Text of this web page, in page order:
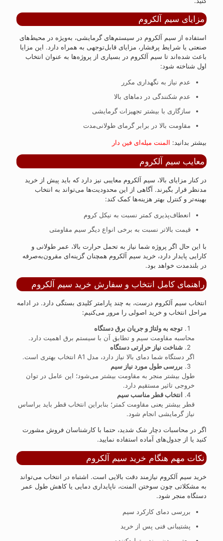
مزایای سیم آلکروم
استفاده از سیم آلکروم در سیستم‌های گرمایشی، به‌ویژه در محیط‌های
صنعتی یا شرایط پرفشار، مزایای قابل‌توجهی به همراه دارد. این مزایا
باعث شده‌اند تا سیم آلکروم در بسیاری از پروژه‌ها به عنوان انتخاب
اول شناخته شود:
عدم نیاز به نگهداری مکرر
عدم شکنندگی در دماهای بالا
سازگاری با بیشتر تجهیزات گرمایشی
مقاومت بالا در برابر گرمای طولانی‌مدت
بیشتر بدانید: المنت میله‌ای فین دار
معایب سیم آلکروم
در کنار مزایای بالا، سیم آلکروم معایبی نیز دارد که باید پیش از خرید
مدنظر قرار بگیرند. آگاهی از این محدودیت‌ها می‌تواند به انتخاب
بهینه‌تر و کنترل بهتر هزینه‌ها کمک کند:
انعطاف‌پذیری کمتر نسبت به نیکل کروم
قیمت بالاتر نسبت به برخی انواع دیگر سیم مقاومتی
با این حال اگر پروژه شما نیاز به تحمل حرارت بالا، عمر طولانی و
کارایی پایدار دارد، خرید سیم آلکروم همچنان گزینه‌ای مقرون‌به‌صرفه
در بلندمدت خواهد بود.
راهنمای کامل انتخاب و سفارش خرید سیم آلکروم
انتخاب سیم آلکروم درست، به چند پارامتر کلیدی بستگی دارد. در ادامه
مراحل انتخاب و خرید اصولی را مرور می‌کنیم:
توجه به ولتاژ و جریان برق دستگاه
محاسبه مقاومت سیم و تطابق آن با سیستم برق اهمیت دارد.
شناخت نیاز حرارتی دستگاه
اگر دستگاه شما دمای بالا نیاز دارد، مدل A1 انتخاب بهتری است.
بررسی طول مورد نیاز سیم
طول بیشتر منجر به مقاومت بیشتر می‌شود؛ این عامل در توان
خروجی تاثیر مستقیم دارد.
انتخاب قطر مناسب سیم
قطر بیشتر یعنی مقاومت کمتر؛ بنابراین انتخاب قطر باید براساس
نیاز گرمایشی انجام شود.
اگر در محاسبات دچار شک شدید، حتما با کارشناسان فروش مشورت
کنید یا از جدول‌های آماده استفاده نمایید.
نکات مهم هنگام خرید سیم آلکروم
خرید سیم آلکروم نیازمند دقت بالایی است. اشتباه در انتخاب می‌تواند
به مشکلاتی چون سوختن المنت، ناپایداری دمایی یا کاهش طول عمر
دستگاه منجر شود.
بررسی دمای کارکرد سیم
پشتیبانی فنی پس از خرید